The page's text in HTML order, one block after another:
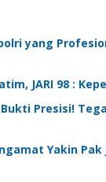
yang
JARI 98 :
Bukti Presisi!
Yakin Pak